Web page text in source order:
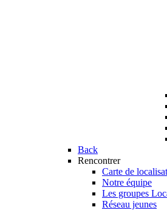
Back
Rencontrer
Carte de
Notre équipe
Les groupes
Réseau jeunes